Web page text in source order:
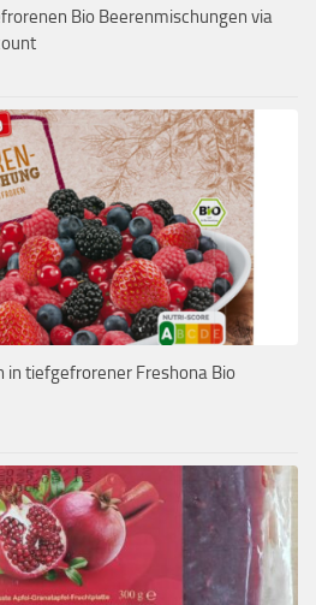
Bio Beerenmischungen via
in tiefgefrorener Freshona Bio